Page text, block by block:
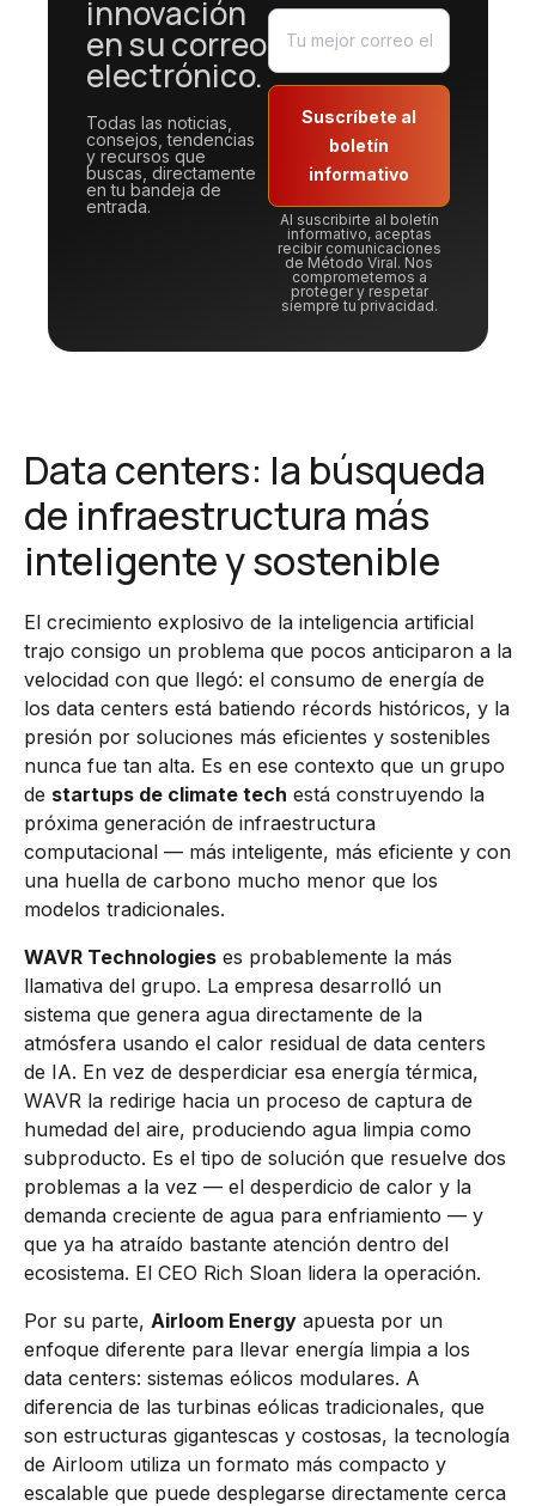
innovación
en su correo
electrónico.
Todas las noticias,
consejos, tendencias
y recursos que
buscas, directamente
en tu bandeja de
entrada.
Suscríbete al
boletín
informativo
Al suscribirte al boletín
informativo, aceptas
recibir comunicaciones
de Método Viral. Nos
comprometemos a
proteger y respetar
siempre tu privacidad.
Data centers: la búsqueda
de infraestructura más
inteligente y sostenible
El crecimiento explosivo de la inteligencia artificial
trajo consigo un problema que pocos anticiparon a la
velocidad con que llegó: el consumo de energía de
los data centers está batiendo récords históricos, y la
presión por soluciones más eficientes y sostenibles
nunca fue tan alta. Es en ese contexto que un grupo
de startups de climate tech está construyendo la
próxima generación de infraestructura
computacional — más inteligente, más eficiente y con
una huella de carbono mucho menor que los
modelos tradicionales.
WAVR Technologies es probablemente la más
llamativa del grupo. La empresa desarrolló un
sistema que genera agua directamente de la
atmósfera usando el calor residual de data centers
de IA. En vez de desperdiciar esa energía térmica,
WAVR la redirige hacia un proceso de captura de
humedad del aire, produciendo agua limpia como
subproducto. Es el tipo de solución que resuelve dos
problemas a la vez — el desperdicio de calor y la
demanda creciente de agua para enfriamiento — y
que ya ha atraído bastante atención dentro del
ecosistema. El CEO Rich Sloan lidera la operación.
Por su parte, Airloom Energy apuesta por un
enfoque diferente para llevar energía limpia a los
data centers: sistemas eólicos modulares. A
diferencia de las turbinas eólicas tradicionales, que
son estructuras gigantescas y costosas, la tecnología
de Airloom utiliza un formato más compacto y
escalable que puede desplegarse directamente cerca